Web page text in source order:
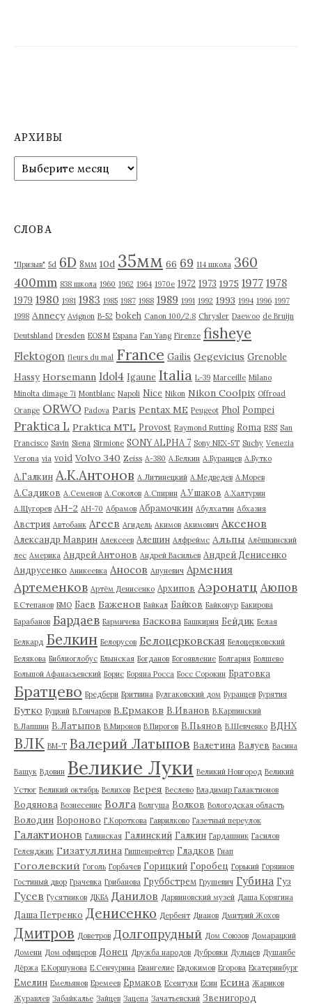
АРХИВЫ
р
в
СЛОВА
"Призыв" 5d 6D 8мм 10d 35мм 66 69 114 школа 360
400mm 838 школа 1960 1962 1964 1970е 1972 1973 1975 1977 1978
1979 1980 1981 1983 1985 1987 1988 1989 1991 1992 1993 1994 1996 1997
1998 Annecy Avignon B-52 bokeh Canon 100/2.8 Chrysler Daewoo de Bruijn
Deutshland Dresden EOS M Espana Fan Yang Firenze fisheye
Flektogon fleurs du mal France Gailis Gegevicius Grenoble
Hassy Horsemann Idol4 Igaune Italia L-39 Marceille Milano
Minolta dimage 7i Montblanc Napoli Nice Nikon Nikon Coolpix Offroad
Orange ORWO Padova Paris Pentax ME Peugeot Phol Pompei
Praktica L Praktica MTL Provost Raymond Rutting Roma RSS San
Francisco Savin Siena Sirmione SONY ALPHA 7 Sony NEX-5T Suchy Venezia
Verona via void Volvo 340 Zeiss А-380 А.Белкин А.Буранцев А.Бутко
А.Галкин А.К.Антонов А.Литинецкий А.Медведев А.Морев
А.Садиков А.Семенов А.Соколов А.Спирин А.Ушаков А.Халтурин
А.Щугорев АН-2 АН-70 Абрамов Абрамочкин Абулхатин Абхазия
Австрия Автобанк Агеев Агидель Акимов Акимович Аксенов
Александр Маврин Алексеев Алешин Алфреймс Альпы Алёшкинский
лес Америка Андрей Антонов Андрей Васильев Андрей Денисенко
Андрусенко Аникеевка Аносов Апуневич Армения
Артеменков Артём Денисенко Архипов Аэронатц Аюпов
Б.Степанов БМО Баев Баженов Байкал Байков Байконур Бакирова
Барабанов Бардаев Бармичева Баскова Башкирия Бейдик Белая
Белкард Белкин Белорусов Белоцерковская Белоцерковский
Белякова Библиоглобус Блынская Богданов Богоявление Болгария Болшево
Большой Афанасьевский Борис Боряна Росса Босс Сорокин Братовка
Братцево Бредбери Бритвина Булгаковский дом Буранцев Бурятия
Бутко Буцкий В.Гончаров В.Ермаков В.Иванов В.Карпинский
В.Лапшин В.Латыпов В.Миронов В.Пирогов В.Пьянов В.Шевченко ВДНХ
ВЛК ВМ-Т Валерий Латыпов Валетина Валуев Васина
Ващук Вдовин Великие Луки Великий Новгород Великий
Устюг Великий октябрь Велихов Верея Веслево Владимир Галактионов
Водянова Вознесение Волга Волгуша Волков Вологодская область
Володин Вороново Г.Короткова Гаврилково Газетный переулок
Галактионов Галинская Галинский Галкин Гардашник Гасилов
Геленджик Гизатуллина Гиппенрейтер Гладков Гнап
Гоголевский Гоголь Горбачев Горицкий Горобец Горький Горяинов
Гостиный двор Грачевка Грибанова Груббстрем Грушевич Губина Гуз
Гусев Гусятников ДКБА Данилов Дарвиновский музей Даша Корягина
Даша Петренко Денисенко Дербент Дианов Дмитрий Жохов
Дмитров Доветров Долгопрудный Дом Союзов Домарацкий
Домени Дом офицеров Донец Дружба народов Дубровки Дульцев Душанбе
Дёржа Е.Коршунова Е.Сенчурина Евангелие Евдокимов Егорова Екатеринбург
Емелин Емельянов Еремеев Ермаков Есентуки Есин Есина Жариков
Журавлев Забайкалье Зайцев Зацепа Зачатьевский Звенигород